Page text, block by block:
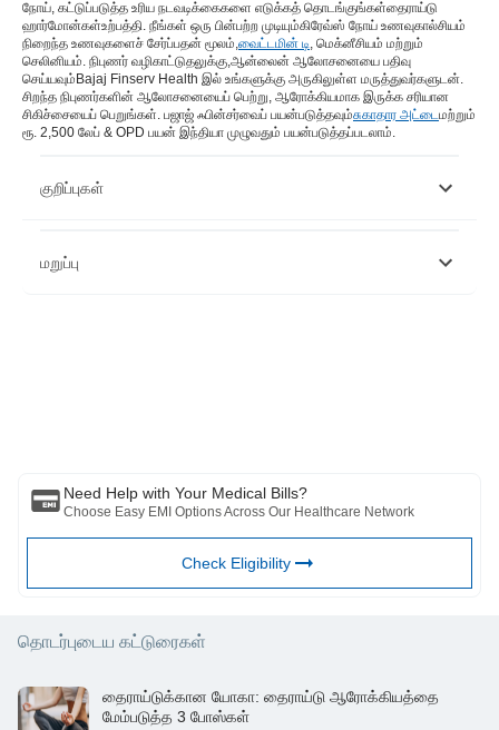
நோய் , கட்டுப்படுத்த உரிய நடவடிக்கைகளை எடுக்கத் தொடங்குங்கள்தைராய்டு
ஹார்மோன்கள்உற்பத்தி. நீங்கள் ஒரு பின்பற்ற முடியும்கிரேவ்ஸ் நோய் உணவுகால்சியம்
நிறைந்த உணவுகளைச் சேர்ப்பதன் மூலம், வைட்டமின் டி , மெக்னீசியம் மற்றும்
செலினியம். நிபுணர் வழிகாட்டுதலுக்கு, ஆன்லைன் ஆலோசனையை பதிவு
செய்யவும்Bajaj Finserv Health இல் உங்களுக்கு அருகிலுள்ள மருத்துவர்களுடன்.
சிறந்த நிபுணர்களின் ஆலோசனையைப் பெற்று, ஆரோக்கியமாக இருக்க சரியான
சிகிச்சையைப் பெறுங்கள். பஜாஜ் ஃபின்சர்வைப் பயன்படுத்தவும்சுகாதார அட்டை மற்றும்
ரூ. 2,500 லேப் & OPD பயன் இந்தியா முழுவதும் பயன்படுத்தப்படலாம்.
குறிப்புகள்
http://www.rarediseasesindia.org/
மறுப்பு
தகவலுக்கும் அல்லது மூன்றாம் தரப்பினரால் வழங்கப்படும் சேவைகள்
Need Help with Your Medical Bills?
Choose Easy EMI Options Across Our Healthcare Network
Check Eligibility
தொடர்புடைய கட்டுரைகள்
தைராய்டுக்கான யோகா: தைராய்டு ஆரோக்கியத்தை
மேம்படுத்த 3 போஸ்கள்